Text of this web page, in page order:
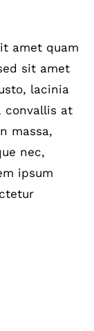
amet quam
sit amet
lacinia
convallis at
massa,
nec,
ipsum